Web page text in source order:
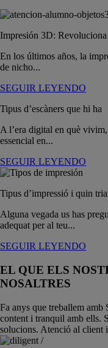
Impresión 3D:
En los últimos años, la
de nicho...
SEGUIR LEYENDO
Tipus d’escàners que hi ha
A l’era digital en què vivim,
essencial en...
SEGUIR LEYENDO
Tipus d’impressió i quin
Alguna vegada us has
adequat per al teu...
SEGUIR LEYENDO
EL QUE ELS
NOSALTRES
Fa anys que treballem amb
content i tranquil amb ells.
solucions. Atenció al client